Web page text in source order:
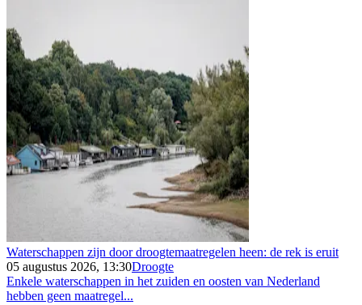
Waterschappen zijn door droogtemaatregelen heen: de rek is eruit
05 augustus 2026, 13:30Droogte
Enkele waterschappen in het zuiden en oosten van Nederland
hebben geen maatregel...